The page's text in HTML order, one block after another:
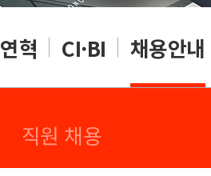
연혁 CI·BI 채용안내
직원 채용